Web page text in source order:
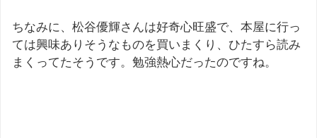
ちなみに、松谷優輝さんは好奇心旺盛で、本屋に行っ
ては興味ありそうなものを買いまくり、ひたすら読み
まくってたそうです。勉強熱心だったのですね。